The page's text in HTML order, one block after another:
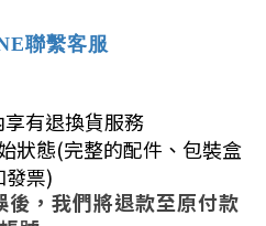
聯繫客服
有退換貨服務
狀態(完整的配件、包裝盒
發票)
後，我們將退款至原付款